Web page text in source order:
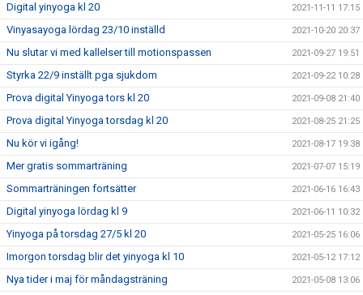
Digital yinyoga kl 20 2021-11-11 17:15
Vinyasayoga lördag 23/10 inställd 2021-10-20 20:37
Nu slutar vi med kallelser till motionspassen 2021-09-27 19:51
Styrka 22/9 inställt pga sjukdom 2021-09-22 10:28
Prova digital Yinyoga tors kl 20 2021-09-08 21:40
Prova digital Yinyoga torsdag kl 20 2021-08-25 21:25
Nu kör vi igång! 2021-08-17 19:38
Mer gratis sommarträning 2021-07-07 15:19
Sommarträningen fortsätter 2021-06-16 16:43
Digital yinyoga lördag kl 9 2021-06-11 10:32
Yinyoga på torsdag 27/5 kl 20 2021-05-25 16:06
Imorgon torsdag blir det yinyoga kl 10 2021-05-12 17:12
Nya tider i maj för måndagsträning 2021-05-08 13:06